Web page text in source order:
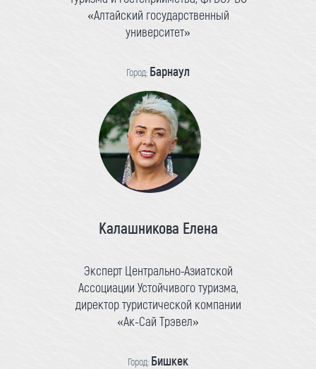
«Алтайский государственный
университет»
Город: Барнаул
Калашникова Елена
Эксперт Центрально-Азиатской
Ассоциации Устойчивого туризма,
директор туристической компании
«Ак-Сай Трэвел»
Город: Бишкек